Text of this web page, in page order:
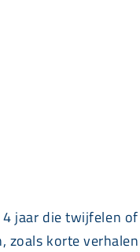
jaar die twijfelen
korte